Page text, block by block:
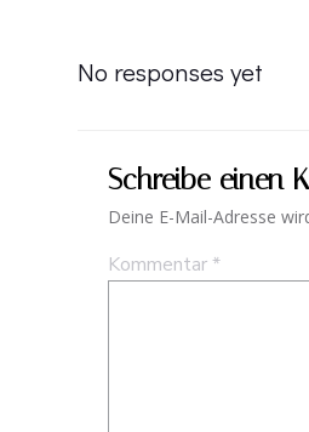
No responses yet
Schreibe einen
Deine E-Mail-Adresse
Kommentar*